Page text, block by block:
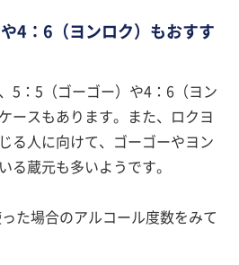
4：6（ヨンロク）もおすす
5：5（ゴーゴー）や4：6（ヨン
ースもあります。また、ロクヨ
る人に向けて、ゴーゴーやヨン
る蔵元も多いようです。
た場合のアルコール度数をみて